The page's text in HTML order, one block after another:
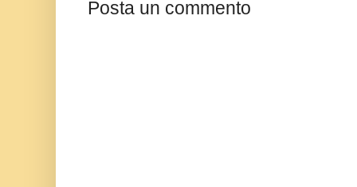
Posta un commento